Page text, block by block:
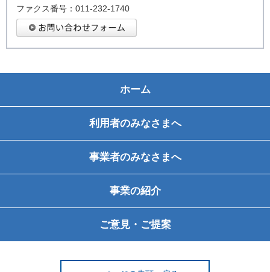
ファクス番号：011-232-1740
ホーム
利用者のみなさまへ
事業者のみなさまへ
事業の紹介
ご意見・ご提案